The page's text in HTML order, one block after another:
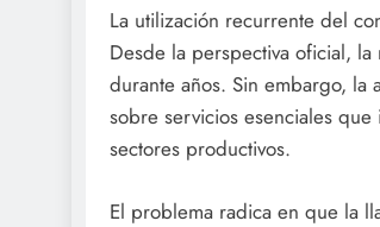
La utilización recurrente del
Desde la perspectiva oficial,
durante años. Sin embargo, la
sobre servicios esenciales
sectores productivos.
El problema radica en que la